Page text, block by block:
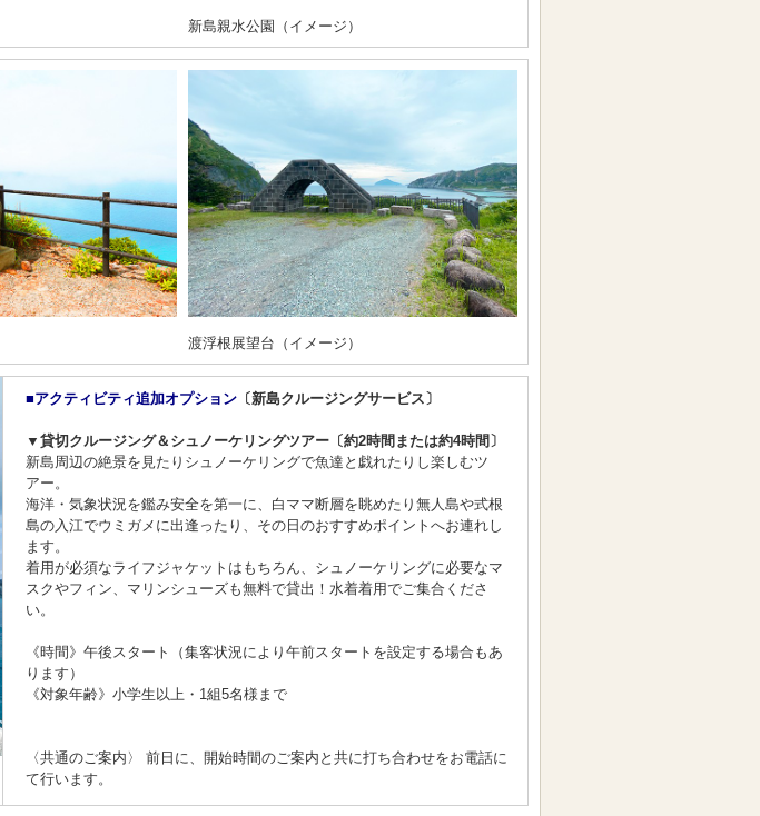
新島親水公園（イメージ）
渡浮根展望台（イメージ）
■アクティビティ追加オプション 〔新島クルージングサービス〕
▼貸切クルージング＆シュノーケリングツアー〔約2時間または約4時間〕
新島周辺の絶景を見たりシュノーケリングで魚達と戯れたりし楽しむツ
アー。
海洋・気象状況を鑑み安全を第一に、白ママ断層を眺めたり無人島や式根
島の入江でウミガメに出逢ったり、その日のおすすめポイントへお連れし
ます。
着用が必須なライフジャケットはもちろん、シュノーケリングに必要なマ
スクやフィン、マリンシューズも無料で貸出！水着着用でご集合くださ
い。
《時間》午後スタート（集客状況により午前スタートを設定する場合もあ
ります）
《対象年齢》小学生以上・1組5名様まで
〈共通のご案内〉 前日に、開始時間のご案内と共に打ち合わせをお電話に
て行います。